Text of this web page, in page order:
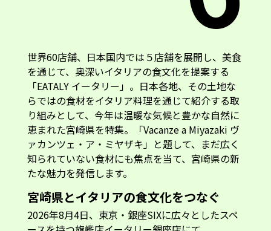
世界60店舗、日本国内では５店舗を展開し、美食
を通じて、奥深いイタリアの食文化を提案する
「EATALY イータリー」。日本各地、その土地な
らではの食材をイタリア料理を通じて紹介する取
り組みとして、今年は温暖な気候と豊かな自然に
恵まれた宮崎県を特集。「Vacanze a Miyazaki ヴ
ァカンツェ・ア・ミヤザキ」と題して、まだ広く
知られていない食材にも焦点を当て、宮崎県の新
たな魅力を発信します。
宮崎県とイタリアの食文化をつなぐ
2026年8月4日、東京・銀座SIXに広々としたスペ